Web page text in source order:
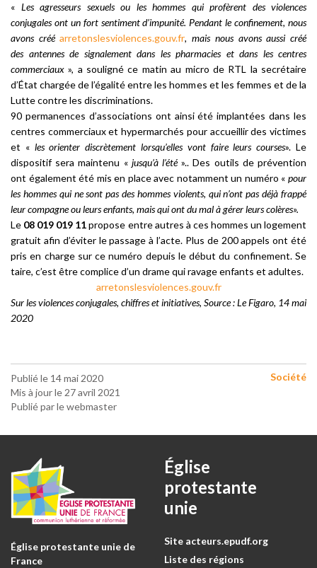
« Les agresseurs sexuels ou les hommes qui profèrent des violences
conjugales ont un fort sentiment d’impunité. Pendant le confinement, nous
avons crééarretonslesviolences.gouv.fr, mais nous avons aussi créé
des antennes de signalement dans les pharmacies et dans les centres
commerciaux », a souligné ce matin au micro de RTL la secrétaire
d’État chargée de l’égalité entre les hommes et les femmes et de la
Lutte contre les discriminations.
90 permanences d’associations ont ainsi été implantées dans les
centres commerciaux et hypermarchés pour accueillir des victimes
et « les orienter discrètement lorsqu’elles vont faire leurs courses». Le
dispositif sera maintenu « jusqu’à l’été»..Des outils de prévention
ont également été mis en place avec notamment un numéro « pour
les hommes qui ne sont pas des hommes violents, qui n’ont pas déjà frappé
leur compagne ou leurs enfants, mais qui ont du mal à gérer leurs colères».
Le 08 019 019 11propose entre autres à ces hommes un logement
gratuit afin d’éviter le passage à l’acte. Plus de 200 appels ont été
pris en charge sur ce numéro depuis le début du confinement. Se
taire, c’est être complice d’un drame qui ravage enfants et adultes.
arretonslesviolences.gouv.fr
Sur les violences conjugales, chiffres et initiatives, Source : Le Figaro, 14 mai
2020
Publié le 14 mai 2020
Mis à jour le 27 avril 2021
Publié par le webmaster
Société
Église protestante unie de
France
Église
protestante
unie
Site acteurs.epudf.org
Liste des régions